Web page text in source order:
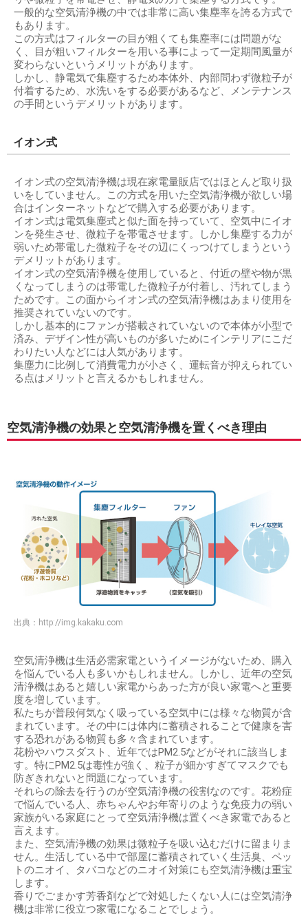
一般的な空気清浄機の中では非常に高い集塵率を誇る方式で
もあります。
この方式はフィルターの目が粗くても集塵率には問題がな
く、目が粗いフィルターを用いる事によって一定期間風量が
変わらないというメリットがあります。
しかし、静電気で集塵するため本体外、内部問わず微粒子が
付着するため、水洗いをする必要があるなど、メンテナンス
の手間というデメリットがあります。
イオン式
イオン式の空気清浄機は現在家電量販店ではほとんど取り扱
いをしていません。この方式を用いた空気清浄機が欲しい場
合はインターネットなどで購入する必要があります。
イオン式は電気集塵式と似た面を持っていて、空気中にイオ
ンを発生させ、微粒子を帯電させます。しかし集塵する力が
弱いため帯電した微粒子をその辺にくっつけてしまうという
デメリットがあります。
イオン式の空気清浄機を使用していると、付近の壁や物が黒
くなってしまうのは帯電した微粒子が付着し、汚れてしまう
ためです。この面からイオン式の空気清浄機はあまり使用を
推奨されていないのです。
しかし基本的にファンが搭載されていないので本体が小型で
済み、デザイン性が高いものが多いためにインテリアにこだ
わりたい人などには人気があります。
集塵力に比例して消費電力が小さく、運転音が抑えられてい
る点はメリットと言えるかもしれません。
空気清浄機の効果と空気清浄機を置くべき理由
出典： http://img.kakaku.com
空気清浄機は生活必需家電というイメージがないため、購入
を悩んでいる人も多いかもしれません。しかし、近年の空気
清浄機はあると嬉しい家電からあった方が良い家電へと重要
度を増しています。
私たちが普段何気なく吸っている空気中には様々な物質が含
まれています。その中には体内に蓄積されることで健康を害
する恐れがある物質も多々含まれています。
花粉やハウスダスト、近年ではPM2.5などがそれに該当しま
す。特にPM2.5は毒性が強く、粒子が細かすぎてマスクでも
防ぎきれないと問題になっています。
それらの除去を行うのが空気清浄機の役割なのです。花粉症
で悩んでいる人、赤ちゃんやお年寄りのような免疫力の弱い
家族がいる家庭にとって空気清浄機は置くべき家電であると
言えます。
また、空気清浄機の効果は微粒子を吸い込むだけに留まりま
せん。生活している中で部屋に蓄積されていく生活臭、ペッ
トのニオイ、タバコなどのニオイ対策にも空気清浄機は重宝
します。
香りでごまかす芳香剤などで対処したくない人には空気清浄
機は非常に役立つ家電になることでしょう。